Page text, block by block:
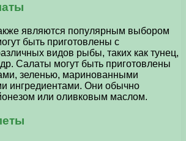
являются популярным выбором
быть приготовлены с
видов рыбы, таких как тунец,
Салаты могут быть приготовлены
зеленью, маринованными
ингредиентами. Они обычно
или оливковым маслом.